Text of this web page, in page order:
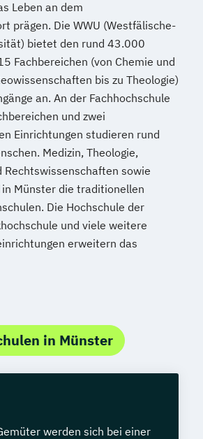
Leben an dem
prägen. Die WWU (Westfälische-
bietet den rund 43.000
Fachbereichen (von Chemie und
bis zu Theologie)
an. An der Fachhochschule
und zwei
Einrichtungen studieren rund
Medizin, Theologie,
sowie
Münster die traditionellen
Die Hochschule der
und viele weitere
erweitern das
in Münster
werden sich bei einer